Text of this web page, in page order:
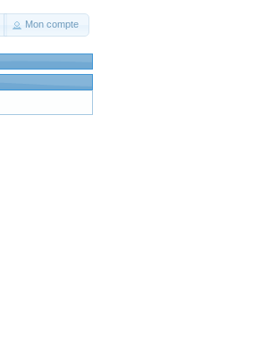
Mon compte